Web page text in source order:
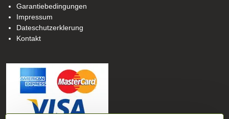
Garantiebedingungen
Impressum
Dateschutzerklerung
Kontakt